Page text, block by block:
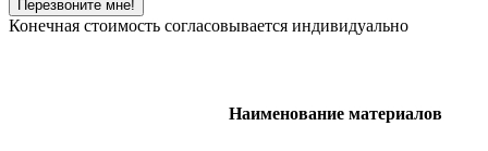
Перезвоните мне!
Конечная стоимость согласовывается индивидуально
Наименование материалов